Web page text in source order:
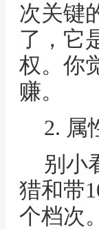
次关键
了，它
权。你
赚。
2. 属
别小
猎和带
个档次